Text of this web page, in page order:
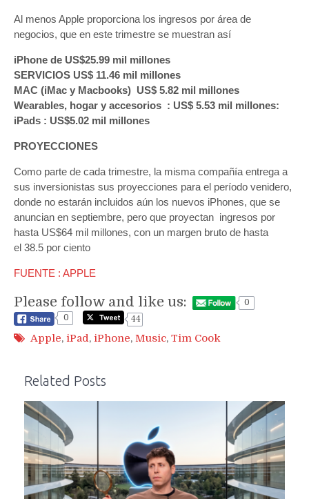
Al menos Apple proporciona los ingresos por área de
negocios, que en este trimestre se muestran así
iPhone de US$25.99 mil millones
SERVICIOS US$ 11.46 mil millones
MAC (iMac y Macbooks) US$ 5.82 mil millones
Wearables, hogar y accesorios : US$ 5.53 mil millones:
iPads : US$5.02 mil millones
PROYECCIONES
Como parte de cada trimestre, la misma compañía entrega a
sus inversionistas sus proyecciones para el período venidero,
donde no estarán incluidos aún los nuevos iPhones, que se
anuncian en septiembre, pero que proyectan ingresos por
hasta US$64 mil millones, con un margen bruto de hasta
el 38.5 por ciento
FUENTE : APPLE
Please follow and like us:
0
0
44
Apple, iPad, iPhone, Music, Tim Cook
Related Posts